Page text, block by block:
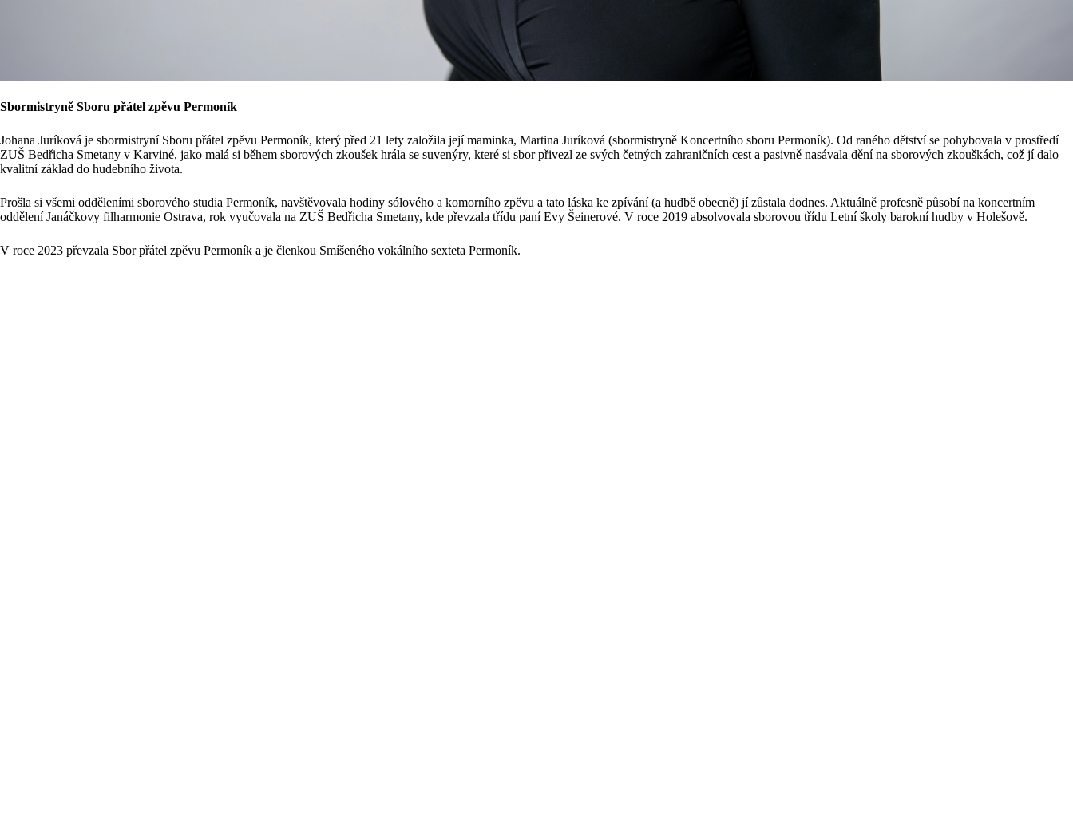
Sbormistryně Sboru přátel zpěvu Permoník
Johana Juríková je sbormistryní Sboru přátel zpěvu Permoník, který před 21 lety založila její maminka, Martina Juríková (sbormistryně Koncertního sboru Permoník). Od raného dětství se pohybovala v prostředí
ZUŠ Bedřicha Smetany v Karviné, jako malá si během sborových zkoušek hrála se suvenýry, které si sbor přivezl ze svých četných zahraničních cest a pasivně nasávala dění na sborových zkouškách, což jí dalo
kvalitní základ do hudebního života.
Prošla si všemi odděleními sborového studia Permoník, navštěvovala hodiny sólového a komorního zpěvu a tato láska ke zpívání (a hudbě obecně) jí zůstala dodnes. Aktuálně profesně působí na koncertním
oddělení Janáčkovy filharmonie Ostrava, rok vyučovala na ZUŠ Bedřicha Smetany, kde převzala třídu paní Evy Šeinerové. V roce 2019 absolvovala sborovou třídu Letní školy barokní hudby v Holešově.
V roce 2023 převzala Sbor přátel zpěvu Permoník a je členkou Smíšeného vokálního sexteta Permoník.